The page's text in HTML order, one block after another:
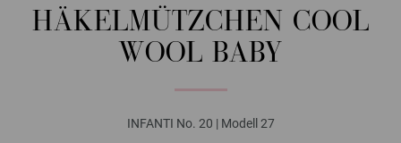
HÄKELMÜTZCHEN COOL
WOOL BABY
INFANTI No. 20 | Modell 27